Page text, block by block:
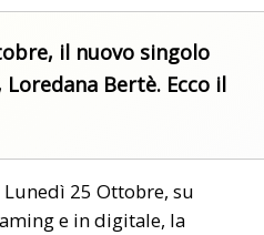
il nuovo singolo
Bertè. Ecco il
25 Ottobre, su
e in digitale, la